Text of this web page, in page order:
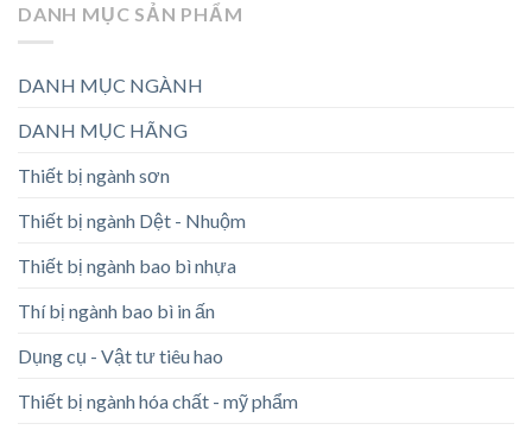
DANH MỤC SẢN PHẨM
DANH MỤC NGÀNH
DANH MỤC HÃNG
Thiết bị ngành sơn
Thiết bị ngành Dệt - Nhuộm
Thiết bị ngành bao bì nhựa
Thí bị ngành bao bì in ấn
Dụng cụ - Vật tư tiêu hao
Thiết bị ngành hóa chất - mỹ phẩm